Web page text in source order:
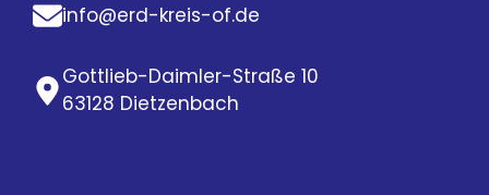
info@erd-kreis-of.de
Gottlieb-Daimler-Straße 10
63128 Dietzenbach